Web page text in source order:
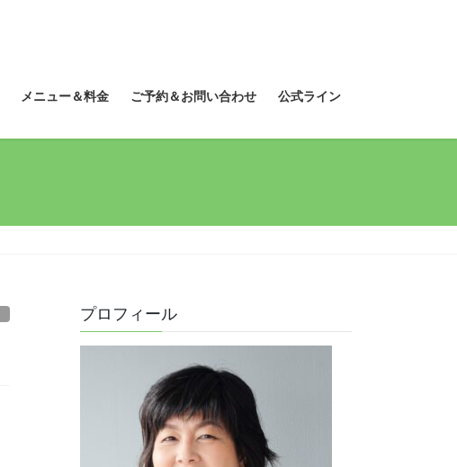
メニュー＆料金 ご予約＆お問い合わせ 公式ライン
プロフィール